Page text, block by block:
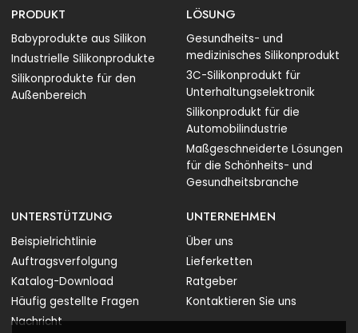
PRODUKT
Babyprodukte aus Silikon
Industrielle Silikonprodukte
Silikonprodukte für den
Außenbereich
LÖSUNG
Gesundheits- und
medizinisches Silikonprodukt
3C-Silikonprodukt für
Unterhaltungselektronik
Silikonprodukt für die
Automobilindustrie
Maßgeschneiderte Lösungen
für die Schönheits- und
Gesundheitsbranche
UNTERSTÜTZUNG
Beispielrichtlinie
Auftragsverfolgung
Katalog-Download
Häufig gestellte Fragen
Nachricht
UNTERNEHMEN
Über uns
Lieferketten
Ratgeber
Kontaktieren Sie uns